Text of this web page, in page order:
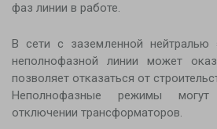
фаз линии в работе.
В сети с заземленной нейтралью
неполнофазной линии может
позволяет отказаться от
Неполнофазные режимы
отключении трансформаторов.